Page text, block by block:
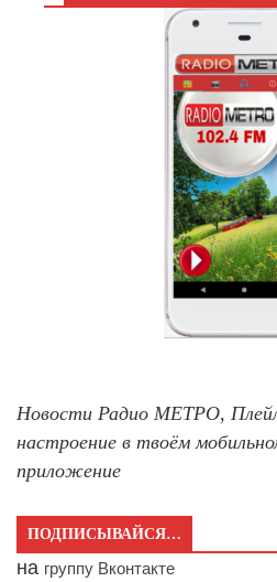
Новости Радио МЕТРО,
настроение в твоём
приложение
ПОДПИСЫВАЙСЯ…
на группу Вконтакте